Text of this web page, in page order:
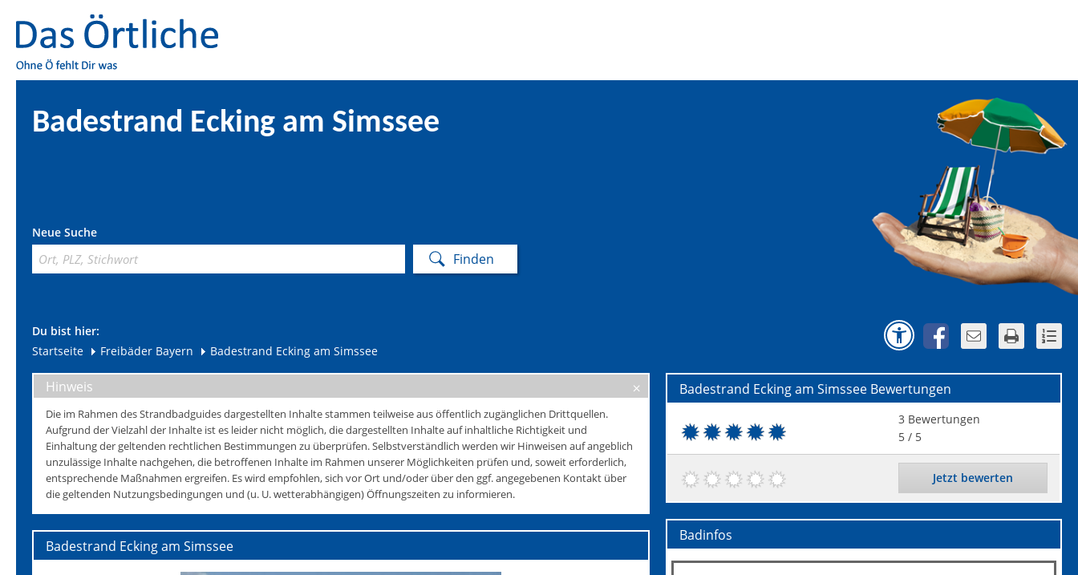
Badestrand Ecking am Simssee
Neue Suche
Du bist hier:
Startseite
Freibäder Bayern Badestrand Ecking am Simssee
Hinweis
Die im Rahmen des Strandbadguides dargestellten Inhalte stammen teilweise aus öffentlich zugänglichen Drittquellen.
Aufgrund der Vielzahl der Inhalte ist es leider nicht möglich, die dargestellten Inhalte auf inhaltliche Richtigkeit und
Einhaltung der geltenden rechtlichen Bestimmungen zu überprüfen. Selbstverständlich werden wir Hinweisen auf angeblich
unzulässige Inhalte nachgehen, die betroffenen Inhalte im Rahmen unserer Möglichkeiten prüfen und, soweit erforderlich,
entsprechende Maßnahmen ergreifen. Es wird empfohlen, sich vor Ort und/oder über den ggf. angegebenen Kontakt über
die geltenden Nutzungsbedingungen und (u. U. wetterabhängigen) Öffnungszeiten zu informieren.
Badestrand Ecking am Simssee
Badestrand Ecking am Simssee Bewertungen
3 Bewertungen
5 / 5
Jetzt bewerten
Badinfos